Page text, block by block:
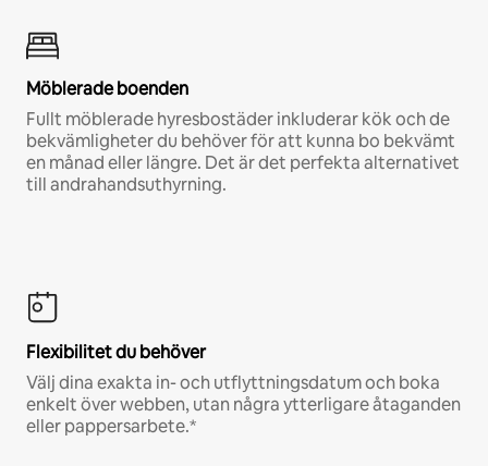
Möblerade boenden
Fullt möblerade hyresbostäder inkluderar kök och de
bekvämligheter du behöver för att kunna bo bekvämt
en månad eller längre. Det är det perfekta alternativet
till andrahandsuthyrning.
Flexibilitet du behöver
Välj dina exakta in- och utflyttningsdatum och boka
enkelt över webben, utan några ytterligare åtaganden
eller pappersarbete.*